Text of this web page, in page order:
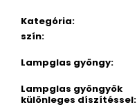
Kategória:
szín:
Lampglas gyöngy:
Lampglas gyöngyök
különleges díszítéssel: